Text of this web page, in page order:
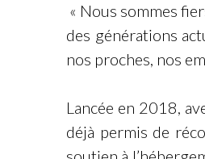
« Nous sommes
des générations
nos proches, nos
Lancée en 2018,
déjà permis de